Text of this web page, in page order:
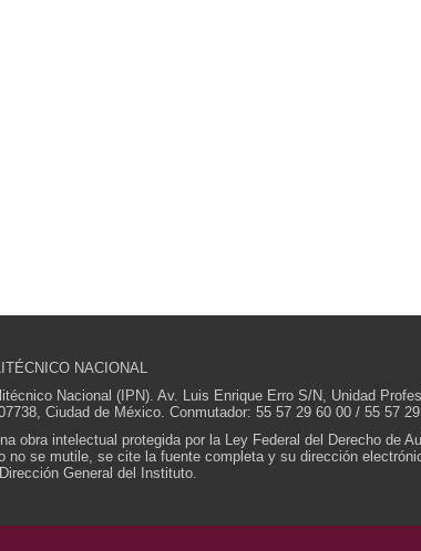
NACIONAL
Nacional (IPN). Av. Luis Enrique Erro S/N, Unidad
Ciudad de México. Conmutador: 55 57 29 60 00 / 55 57 29
obra intelectual protegida por la Ley Federal del Derecho de
no se mutile, se cite la fuente completa y su dirección
General del Instituto.